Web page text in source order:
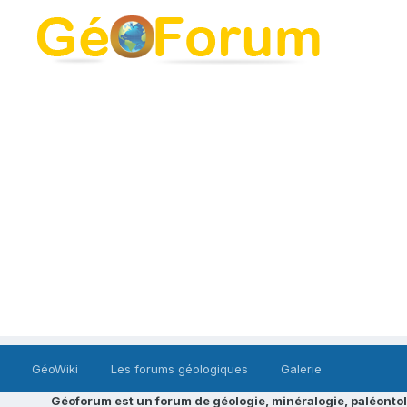
GéoWiki Les forums géologiques Galerie
Géoforum est un forum de géologie, minéralogie,